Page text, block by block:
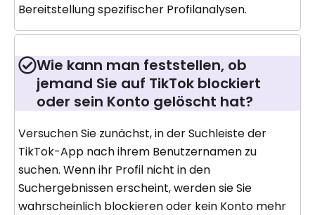
Bereitstellung spezifischer Profilanalysen.
Wie kann man feststellen, ob
jemand Sie auf TikTok blockiert
oder sein Konto gelöscht hat?
Versuchen Sie zunächst, in der Suchleiste der
TikTok-App nach ihrem Benutzernamen zu
suchen. Wenn ihr Profil nicht in den
Suchergebnissen erscheint, werden sie Sie
wahrscheinlich blockieren oder kein Konto mehr